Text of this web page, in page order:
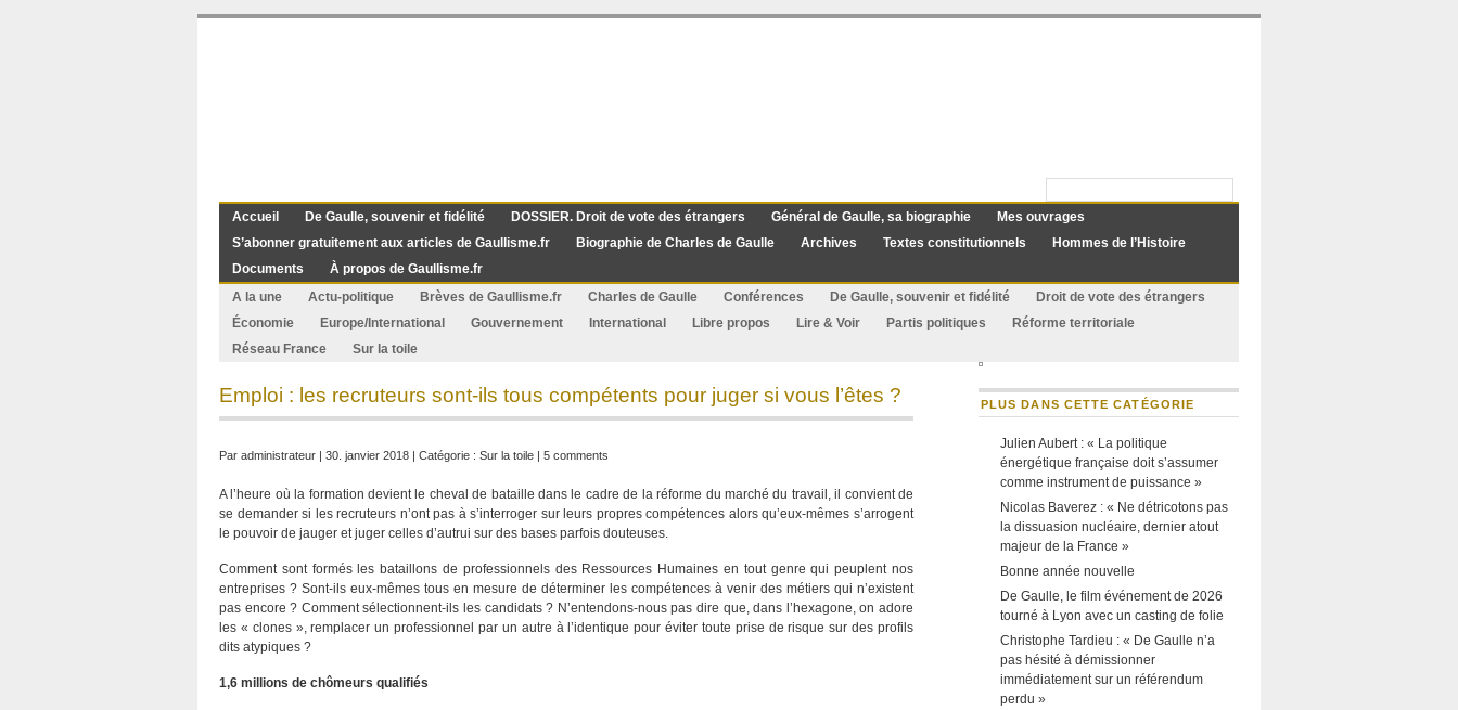
Accueil De Gaulle, souvenir et fidélité DOSSIER. Droit de vote des étrangers Général de Gaulle, sa biographie
Mes ouvrages
S’abonner gratuitement aux articles de Gaullisme.fr
Biographie de Charles de Gaulle Archives Textes constitutionnels
Hommes de l’Histoire
Documents
À propos de Gaullisme.fr
A la une
Actu-politique Brèves de Gaullisme.fr Charles de Gaulle Conférences De Gaulle, souvenir et fidélité
Droit de vote des étrangers
Économie
Europe/International Gouvernement International Libre propos Lire & Voir Partis politiques
Réforme territoriale
Réseau France
Sur la toile
Emploi : les recruteurs sont-ils tous compétents pour juger si vous l’êtes ?
Par administrateur | 30. janvier 2018 | Catégorie : Sur la toile | 5 comments
A l’heure où la formation devient le cheval de bataille dans le cadre de la réforme du marché du travail, il convient de
se demander si les recruteurs n’ont pas à s’interroger sur leurs propres compétences alors qu’eux-mêmes s’arrogent
le pouvoir de jauger et juger celles d’autrui sur des bases parfois douteuses.
Comment sont formés les bataillons de professionnels des Ressources Humaines en tout genre qui peuplent nos
entreprises ? Sont-ils eux-mêmes tous en mesure de déterminer les compétences à venir des métiers qui n’existent
pas encore ? Comment sélectionnent-ils les candidats ? N’entendons-nous pas dire que, dans l’hexagone, on adore
les « clones », remplacer un professionnel par un autre à l’identique pour éviter toute prise de risque sur des profils
dits atypiques ?
1,6 millions de chômeurs qualifiés
PLUS DANS CETTE CATÉGORIE
Julien Aubert : « La politique
énergétique française doit s’assumer
comme instrument de puissance »
Nicolas Baverez : « Ne détricotons pas
la dissuasion nucléaire, dernier atout
majeur de la France »
Bonne année nouvelle
De Gaulle, le film événement de 2026
tourné à Lyon avec un casting de folie
Christophe Tardieu : « De Gaulle n’a
pas hésité à démissionner
immédiatement sur un référendum
perdu »